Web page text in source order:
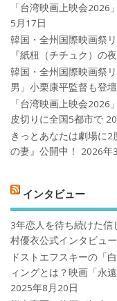
「台湾映画上映会
5月17日
韓国・全州国際映画祭
『紙杻（チチュク）の
韓国・全州国際映画祭
男」小栗康平監督も登壇
「台湾映画上映会
皮切りに全国5都市で
きっとあなたは劇場に
の妻』公開中！
2026年
インタビュー
3年恋人を待ち続けた
村優衣公式インタビュー
ドストエフスキーの「
ィングとは？映画「永
2025年8月20日